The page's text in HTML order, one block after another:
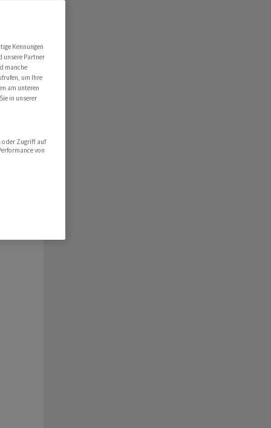
Kennungen
unsere Partner
manche
um Ihre
am unteren
in unserer
oder Zugriff auf
von